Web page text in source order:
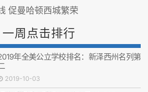
促曼哈顿西城繁荣
一周点击排行
年全美公立学校排名：新泽西州名列第
2019-10-03